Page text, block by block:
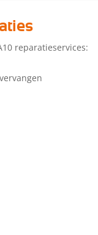
reparatieservices: